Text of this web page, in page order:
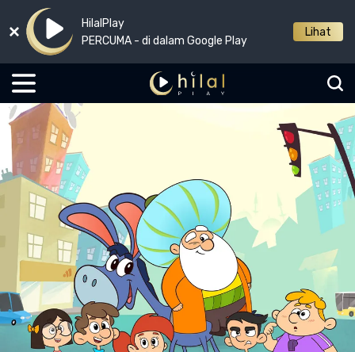
HilalPlay
PERCUMA - di dalam Google Play
Lihat